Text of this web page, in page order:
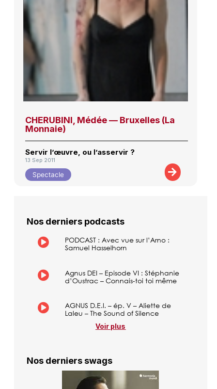
CHERUBINI, Médée — Bruxelles (La
Monnaie)
Servir l’œuvre, ou l’asservir ?
13 Sep 2011
Spectacle
Nos derniers podcasts
PODCAST : Avec vue sur l’Arno :
Samuel Hasselhorn
Agnus DEI – Episode VI : Stéphanie
d’Oustrac – Connais-toi toi même
AGNUS D.E.I. – ép. V – Aliette de
Laleu – The Sound of Silence
Voir plus
Nos derniers swags